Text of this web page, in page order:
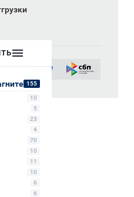
155
10
5
23
4
70
10
11
10
6
6